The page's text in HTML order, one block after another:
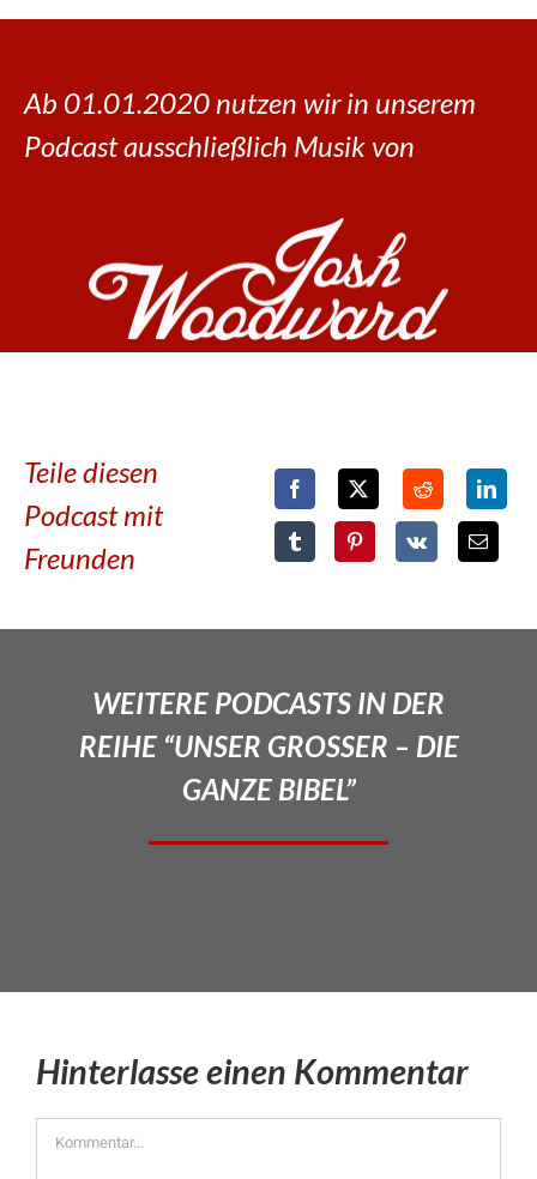
Ab 01.01.2020 nutzen wir in unserem
Podcast ausschließlich Musik von
Teile diesen
Podcast mit
Freunden
WEITERE PODCASTS IN DER
REIHE “UNSER GROSSER – DIE
GANZE BIBEL”
Hinterlasse einen Kommentar